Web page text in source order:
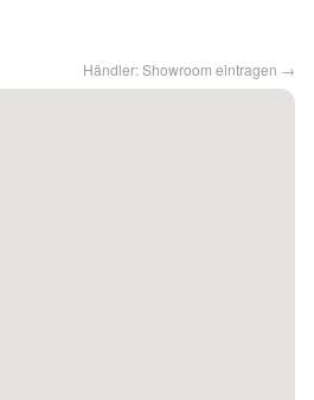
Händler: Showroom eintragen →